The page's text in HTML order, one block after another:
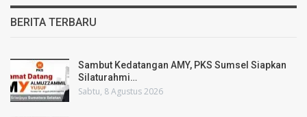
BERITA TERBARU
Sambut Kedatangan AMY, PKS Sumsel Siapkan
Silaturahmi…
Sabtu, 8 Agustus 2026